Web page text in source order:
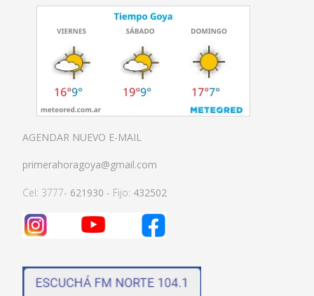
AGENDAR NUEVO E-MAIL
primerahoragoya@gmail.com
Cel: 3777- 621930 - Fijo: 432502